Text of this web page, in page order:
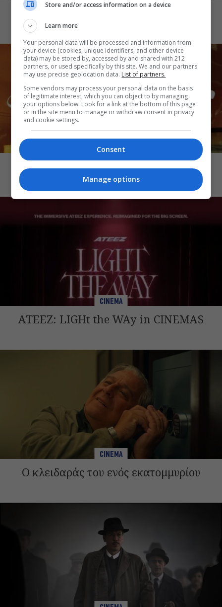
CINEMA
Katseye: Wild Hearts
CINEMA
ATEEZ: LIGHt the WAy in CINEMAS
CINEMA
Ο κλειδαράς του ενός εκατομμυρίου
Store and/or access information on a device
Learn more
Your personal data will be processed and information from
your device (cookies, unique identifiers, and other device
data) may be stored by, accessed by and shared with 212
partners, or used specifically by this site. We and our partners
may use precise geolocation data. List of partners.
Some vendors may process your personal data on the basis
of legitimate interest, which you can object to by managing
your options below. Look for a link at the bottom of this page
or in the site menu to manage or withdraw consent in privacy
and cookie settings.
Consent
Manage options